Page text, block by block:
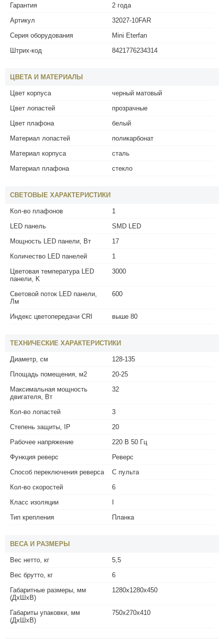
Гарантия
2 года
Артикул
32027-10FAR
Серия оборудования
Mini Eterfan
Штрих-код
8421776234314
ЦВЕТА И МАТЕРИАЛЫ
Цвет корпуса
черный матовый
Цвет лопастей
прозрачные
Цвет плафона
белый
Материал лопастей
поликарбонат
Материал корпуса
сталь
Материал плафона
стекло
СВЕТОВЫЕ ХАРАКТЕРИСТИКИ
Кол-во плафонов
1
LED панель
SMD LED
Мощность LED панели, Вт
17
Количество LED панелей
1
Цветовая температура LED
панели, K
3000
Световой поток LED панели,
Лм
600
Индекс цветопередачи CRI выше 80
ТЕХНИЧЕСКИЕ ХАРАКТЕРИСТИКИ
Диаметр, см
128-135
Площадь помещения, м2
20-25
Максимальная мощность
двигателя, Вт
32
Кол-во лопастей
3
Степень защиты, IP
20
Рабочее напряжение
220 В 50 Гц
Функция реверс
Реверс
Способ переключения реверса
С пульта
Кол-во скоростей
6
Класс изоляции
Тип крепления
Планка
ВЕСА И РАЗМЕРЫ
Вес нетто, кг
5,5
Вес брутто, кг
6
Габаритные размеры, мм
(ДхШхВ)
1280x1280x450
Габариты упаковки, мм
(ДхШхВ)
750x270x410